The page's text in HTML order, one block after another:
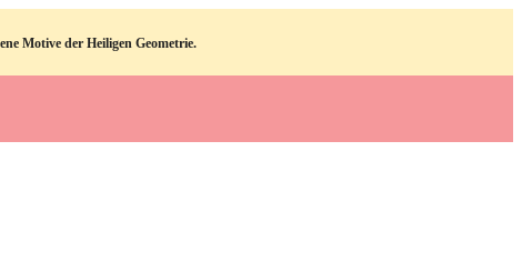
Motive der Heiligen Geometrie.